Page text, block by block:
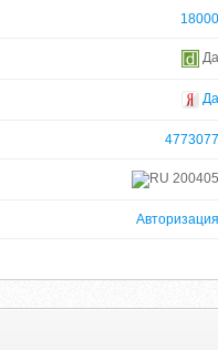
18000
Да
Да
4773077
200405
Авторизация